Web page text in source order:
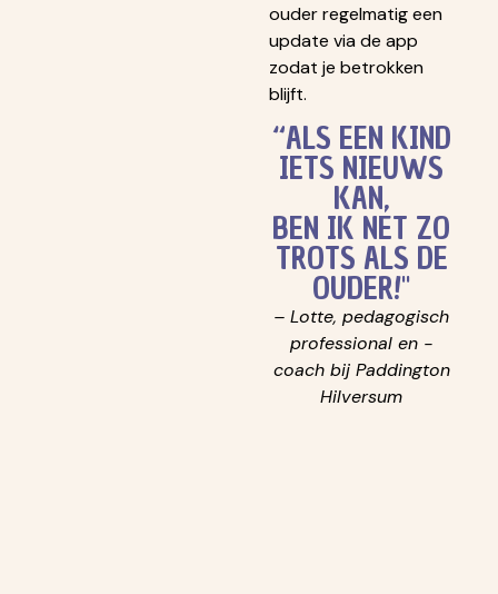
ouder regelmatig een
update via de app
zodat je betrokken
blijft.
“ALS EEN KIND
IETS NIEUWS
KAN,
BEN IK NET ZO
TROTS ALS DE
OUDER!"
– Lotte, pedagogisch
professional en -
coach bij Paddington
Hilversum